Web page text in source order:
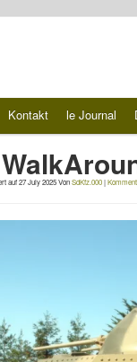
Kontakt le Journal
auf27 July 2025VonSdKfz.000|